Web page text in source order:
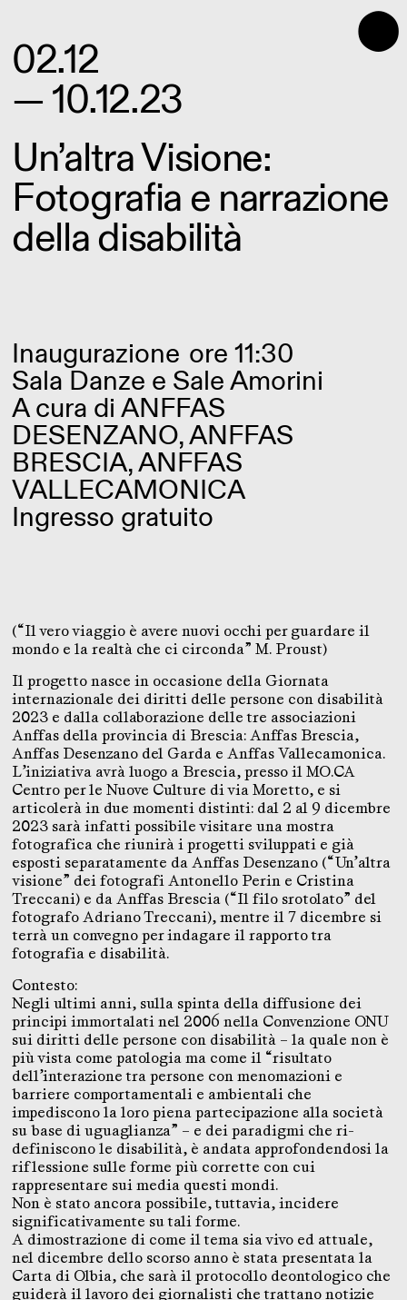
⬤
02.12
— 10.12.23
Un’altra Visione:
Fotografia e narrazione
della disabilità
Inaugurazione ore 11:30
Sala Danze e Sale Amorini
A cura di ANFFAS
DESENZANO, ANFFAS
BRESCIA, ANFFAS
VALLECAMONICA
Ingresso gratuito
(“Il vero viaggio è avere nuovi occhi per guardare il
mondo e la realtà che ci circonda” M. Proust)
Il progetto nasce in occasione della Giornata
internazionale dei diritti delle persone con disabilità
2023 e dalla collaborazione delle tre associazioni
Anffas della provincia di Brescia: Anffas Brescia,
Anffas Desenzano del Garda e Anffas Vallecamonica.
L’iniziativa avrà luogo a Brescia, presso il MO.CA
Centro per le Nuove Culture di via Moretto, e si
articolerà in due momenti distinti: dal 2 al 9 dicembre
2023 sarà infatti possibile visitare una mostra
fotografica che riunirà i progetti sviluppati e già
esposti separatamente da Anffas Desenzano (“Un’altra
visione” dei fotografi Antonello Perin e Cristina
Treccani) e da Anffas Brescia (“Il filo srotolato” del
fotografo Adriano Treccani), mentre il 7 dicembre si
terrà un convegno per indagare il rapporto tra
fotografia e disabilità.
Contesto:
Negli ultimi anni, sulla spinta della diffusione dei
principi immortalati nel 2006 nella Convenzione ONU
sui diritti delle persone con disabilità – la quale non è
più vista come patologia ma come il “risultato
dell’interazione tra persone con menomazioni e
barriere comportamentali e ambientali che
impediscono la loro piena partecipazione alla società
su base di uguaglianza” – e dei paradigmi che ri-
definiscono le disabilità, è andata approfondendosi la
riflessione sulle forme più corrette con cui
rappresentare sui media questi mondi.
Non è stato ancora possibile, tuttavia, incidere
significativamente su tali forme.
A dimostrazione di come il tema sia vivo ed attuale,
nel dicembre dello scorso anno è stata presentata la
Carta di Olbia, che sarà il protocollo deontologico che
guiderà il lavoro dei giornalisti che trattano notizie